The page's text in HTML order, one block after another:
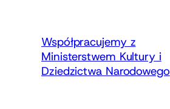
Współpracujemy z
Ministerstwem Kultury i
Dziedzictwa Narodowego